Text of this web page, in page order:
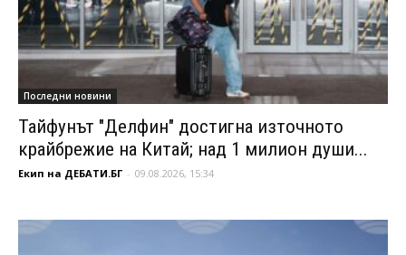
Последни новини
Тайфунът "Делфин" достигна източното
крайбрежие на Китай; над 1 милион души...
Екип на ДЕБАТИ.БГ - 09.08.2026, 15:34